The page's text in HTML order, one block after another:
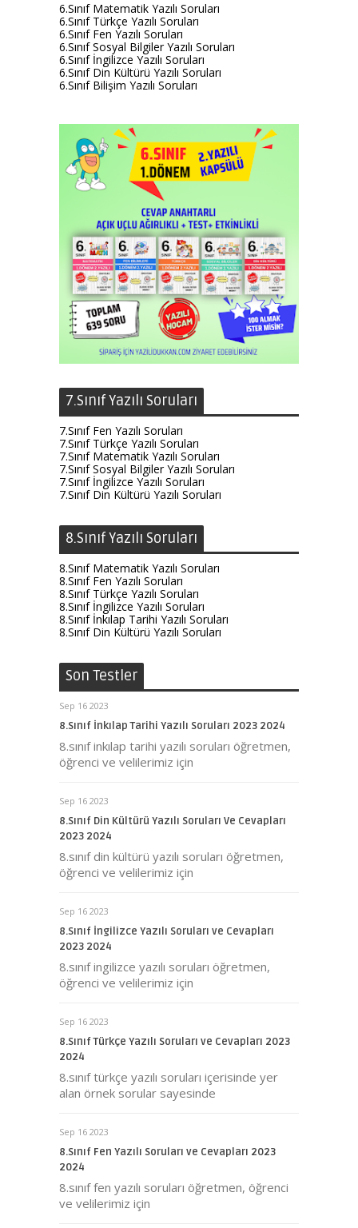
6.Sınıf Matematik Yazılı Soruları
6.Sınıf Türkçe Yazılı Soruları
6.Sınıf Fen Yazılı Soruları
6.Sınıf Sosyal Bilgiler Yazılı Soruları
6.Sınıf İngilizce Yazılı Soruları
6.Sınıf Din Kültürü Yazılı Soruları
6.Sınıf Bilişim Yazılı Soruları
7.Sınıf Yazılı Soruları
7.Sınıf Fen Yazılı Soruları
7.Sınıf Türkçe Yazılı Soruları
7.Sınıf Matematik Yazılı Soruları
7.Sınıf Sosyal Bilgiler Yazılı Soruları
7.Sınıf İngilizce Yazılı Soruları
7.Sınıf Din Kültürü Yazılı Soruları
8.Sınıf Yazılı Soruları
8.Sınıf Matematik Yazılı Soruları
8.Sınıf Fen Yazılı Soruları
8.Sınıf Türkçe Yazılı Soruları
8.Sınıf İngilizce Yazılı Soruları
8.Sınıf İnkılap Tarihi Yazılı Soruları
8.Sınıf Din Kültürü Yazılı Soruları
Son Testler
Sep 16 2023
8.Sınıf İnkılap Tarihi Yazılı Soruları 2023 2024
8.sınıf inkılap tarihi yazılı soruları öğretmen,
öğrenci ve velilerimiz için
Sep 16 2023
8.Sınıf Din Kültürü Yazılı Soruları Ve Cevapları
2023 2024
8.sınıf din kültürü yazılı soruları öğretmen,
öğrenci ve velilerimiz için
Sep 16 2023
8.Sınıf İngilizce Yazılı Soruları ve Cevapları
2023 2024
8.sınıf ingilizce yazılı soruları öğretmen,
öğrenci ve velilerimiz için
Sep 16 2023
8.Sınıf Türkçe Yazılı Soruları ve Cevapları 2023
2024
8.sınıf türkçe yazılı soruları içerisinde yer
alan örnek sorular sayesinde
Sep 16 2023
8.Sınıf Fen Yazılı Soruları ve Cevapları 2023
2024
8.sınıf fen yazılı soruları öğretmen, öğrenci
ve velilerimiz için